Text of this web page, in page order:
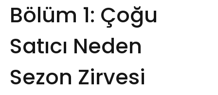
Bölüm 1: Çoğu
Satıcı Neden
Sezon Zirvesi